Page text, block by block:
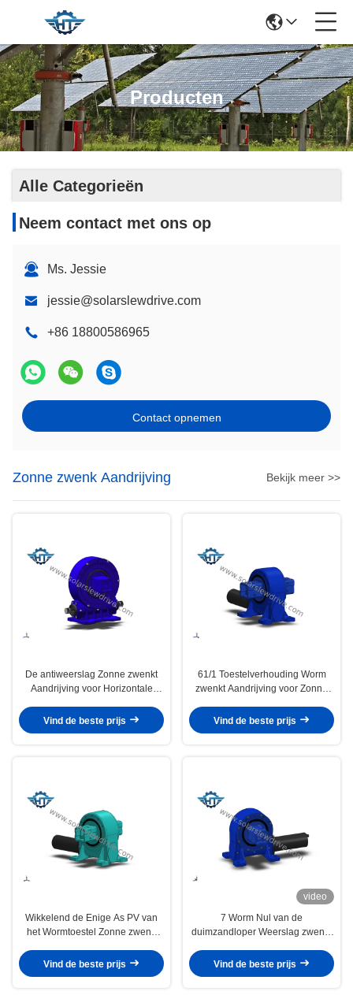
Producten
Alle Categorieën
Neem contact met ons op
Ms. Jessie
jessie@solarslewdrive.com
+86 18800586965
Contact opnemen
Zonne zwenk Aandrijving Bekijk meer >>
De antiweerslag Zonne zwenkt
Aandrijving voor Horizontale
Vind de beste prijs
61/1 Toestelverhouding Worm
zwenkt Aandrijving voor Zonne
Vind de beste prijs
Wikkelend de Enige As PV van
het Wormtoestel Zonne zwenk
Vind de beste prijs
video
7 Worm Nul van de
duimzandloper Weerslag zwenkt
Trog
Vind de beste prijs